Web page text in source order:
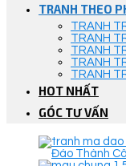
TRANH THEO
TRANH
TRANH
TRANH
TRANH
TRANH
HOT NHẤT
GÓC TƯ VẤN